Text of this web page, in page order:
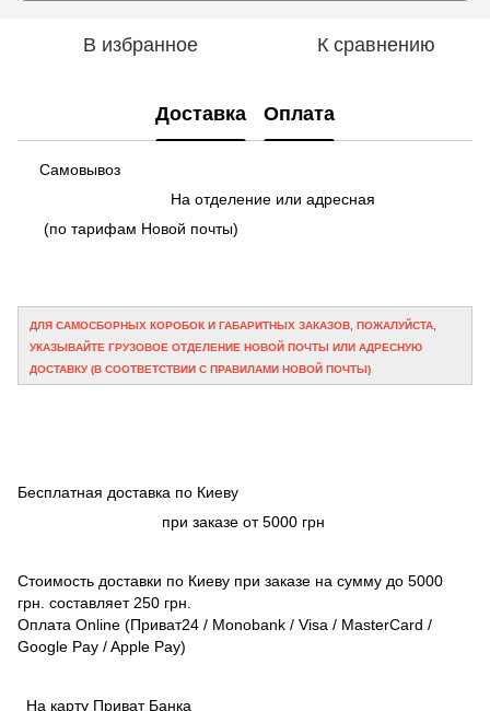
В избранное К сравнению
Доставка Оплата
Самовывоз
На отделение или адресная
(по тарифам Новой почты)
ДЛЯ САМОСБОРНЫХ КОРОБОК И ГАБАРИТНЫХ ЗАКАЗОВ, ПОЖАЛУЙСТА,
УКАЗЫВАЙТЕ ГРУЗОВОЕ ОТДЕЛЕНИЕ НОВОЙ ПОЧТЫ ИЛИ АДРЕСНУЮ
ДОСТАВКУ (В СООТВЕТСТВИИ С ПРАВИЛАМИ НОВОЙ ПОЧТЫ)
Бесплатная доставка по Киеву
при заказе от 5000 грн
Стоимость доставки по Киеву при заказе на сумму до 5000
грн. составляет 250 грн.
Оплата Online (Приват24 / Monobank / Visa / MasterCard /
Google Pay / Apple Pay)
На карту Приват Банка